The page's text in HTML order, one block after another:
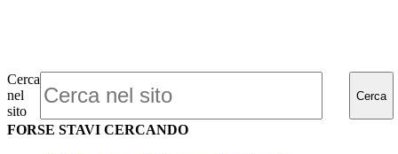
Cerca
nel
sito
Cerca
FORSE STAVI CERCANDO